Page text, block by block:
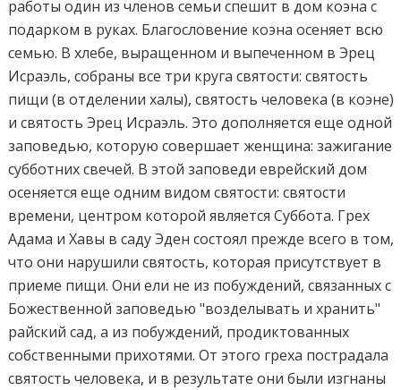
работы один из членов семьи спешит в дом коэна с
подарком в руках. Благословение коэна осеняет всю
семью. В хлебе, выращенном и выпеченном в Эрец
Исраэль, собраны все три круга святости: святость
пищи (в отделении халы), святость человека (в коэне)
и святость Эрец Исраэль. Это дополняется еще одной
заповедью, которую совершает женщина: зажигание
субботних свечей. В этой заповеди еврейский дом
осеняется еще одним видом святости: святости
времени, центром которой является Суббота. Грех
Адама и Хавы в саду Эден состоял прежде всего в том,
что они нарушили святость, которая присутствует в
приеме пищи. Они ели не из побуждений, связанных с
Божественной заповедью "возделывать и хранить"
райский сад, а из побуждений, продиктованных
собственными прихотями. От этого греха пострадала
святость человека, и в результате они были изгнаны